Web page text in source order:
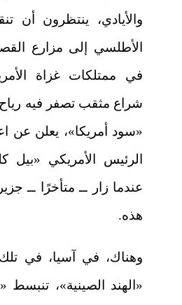
والأيادي، ينتظرون أن
الأطلسي إلى مزارع
في ممتلكات غزاة
شراع مثقب تصفر فيه رياح
«سود أمريكا»، يعلن عن
الرئيس الأمريكي «بيل
عندما زار ــ متأخرًا ــ
هذه.
وهناك، في آسيا، في
«الهند الصينية»، تنبسط